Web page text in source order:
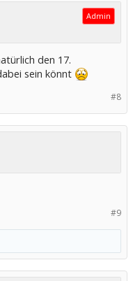
Admin
den 17.
sein könnt
#8
#9